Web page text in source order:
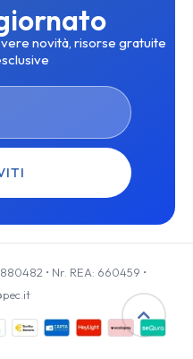
novità, risorse gratuite
• Nr. REA: 660459 •